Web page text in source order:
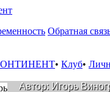
Обратная
• Клуб•
Автор: Игорь